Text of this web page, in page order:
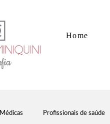
Home
Médicas Profissionais de saúde